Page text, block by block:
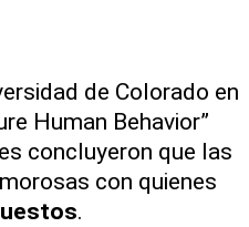
de Colorado en
Human Behavior”
concluyeron que las
con quienes
.